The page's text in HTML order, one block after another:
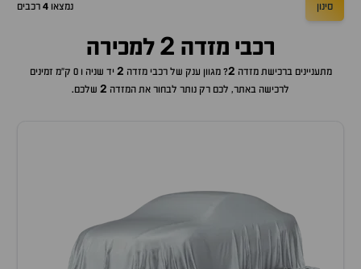
סינון נמצאו 4 רכבים
רכבי מזדה 2 למכירה
מתעניינים ברכישתמזדה 2? מגוון ענק של רכבימזדה 2
יד שניה ו 0 ק"מ זמינים
לרכישה באתר, לכם רק נותר לבחור את המזדה 2 שלכם.